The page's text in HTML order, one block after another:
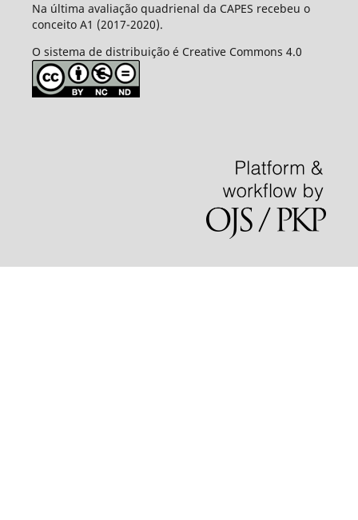
Na última avaliação quadrienal da CAPES recebeu o
conceito A1 (2017-2020).
O sistema de distribuição é Creative Commons 4.0